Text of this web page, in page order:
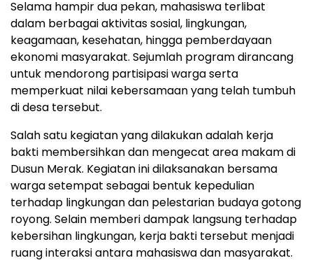
Selama hampir dua pekan, mahasiswa terlibat
dalam berbagai aktivitas sosial, lingkungan,
keagamaan, kesehatan, hingga pemberdayaan
ekonomi masyarakat. Sejumlah program dirancang
untuk mendorong partisipasi warga serta
memperkuat nilai kebersamaan yang telah tumbuh
di desa tersebut.
Salah satu kegiatan yang dilakukan adalah kerja
bakti membersihkan dan mengecat area makam di
Dusun Merak. Kegiatan ini dilaksanakan bersama
warga setempat sebagai bentuk kepedulian
terhadap lingkungan dan pelestarian budaya gotong
royong. Selain memberi dampak langsung terhadap
kebersihan lingkungan, kerja bakti tersebut menjadi
ruang interaksi antara mahasiswa dan masyarakat.